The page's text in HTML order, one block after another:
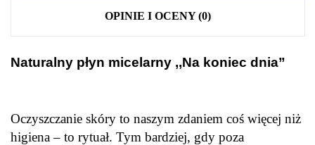
OPINIE I OCENY (0)
Naturalny płyn micelarny ,,Na koniec dnia”
Oczyszczanie skóry to naszym zdaniem coś więcej niż
higiena – to rytuał. Tym bardziej, gdy poza